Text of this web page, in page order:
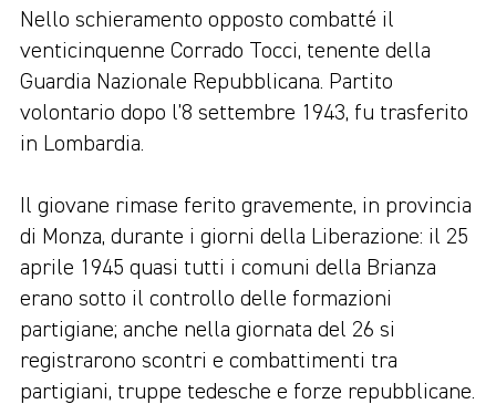
Nello schieramento opposto combatté il
venticinquenne Corrado Tocci, tenente della
Guardia Nazionale Repubblicana. Partito
volontario dopo l’8 settembre 1943, fu trasferito
in Lombardia.
Il giovane rimase ferito gravemente, in provincia
di Monza, durante i giorni della Liberazione: il 25
aprile 1945 quasi tutti i comuni della Brianza
erano sotto il controllo delle formazioni
partigiane; anche nella giornata del 26 si
registrarono scontri e combattimenti tra
partigiani, truppe tedesche e forze repubblicane.